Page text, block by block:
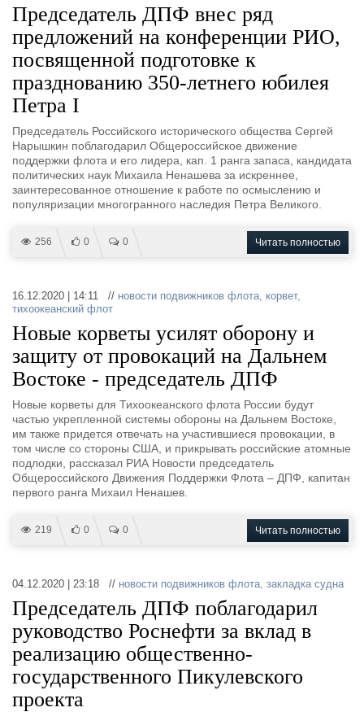
Председатель ДПФ внес ряд
предложений на конференции РИО,
посвященной подготовке к
празднованию 350-летнего юбилея
Петра I
Председатель Российского исторического общества Сергей
Нарышкин поблагодарил Общероссийское движение
поддержки флота и его лидера, кап. 1 ранга запаса, кандидата
политических наук Михаила Ненашева за искреннее,
заинтересованное отношение к работе по осмыслению и
популяризации многогранного наследия Петра Великого.
256 0 0 Читать полностью
16.12.2020 | 14:11 // новости подвижников флота, корвет,
тихоокеанский флот
Новые корветы усилят оборону и
защиту от провокаций на Дальнем
Востоке - председатель ДПФ
Новые корветы для Тихоокеанского флота России будут
частью укрепленной системы обороны на Дальнем Востоке,
им также придется отвечать на участившиеся провокации, в
том числе со стороны США, и прикрывать российские атомные
подлодки, рассказал РИА Новости председатель
Общероссийского Движения Поддержки Флота – ДПФ, капитан
первого ранга Михаил Ненашев.
219 0 0 Читать полностью
04.12.2020 | 23:18 // новости подвижников флота, закладка судна
Председатель ДПФ поблагодарил
руководство Роснефти за вклад в
реализацию общественно-
государственного Пикулевского
проекта